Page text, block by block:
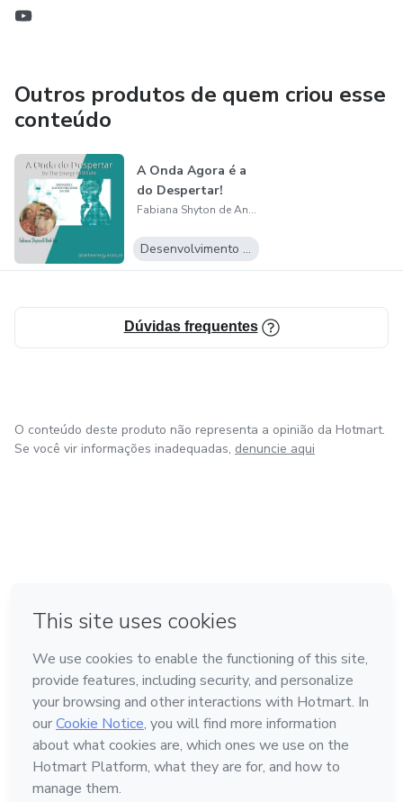
Outros produtos de quem criou esse
conteúdo
A Onda Agora é a
do Despertar!
Fabiana Shyton de Andrade
Desenvolvimento Pessoal
Dúvidas frequentes
O conteúdo deste produto não representa a opinião da Hotmart.
Se você vir informações inadequadas, denuncie aqui
Feito com ❤ em Bogotá
Conheça a Hotmart
Idioma
Português